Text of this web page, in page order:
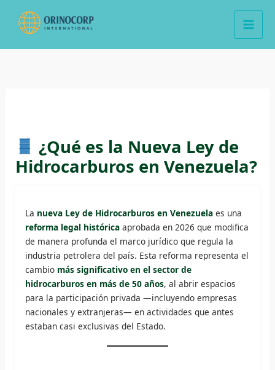
¿Qué es la Nueva Ley de
Hidrocarburos en Venezuela?
La nueva Ley de Hidrocarburos en Venezuelaes una
reforma legal históricaaprobada en 2026 que modifica
de manera profunda el marco jurídico que regula la
industria petrolera del país. Esta reforma representa el
cambio más significativo en el sector de
hidrocarburos en más de 50 años, al abrir espacios
para la participación privada —incluyendo empresas
nacionales y extranjeras— en actividades que antes
estaban casi exclusivas del Estado.